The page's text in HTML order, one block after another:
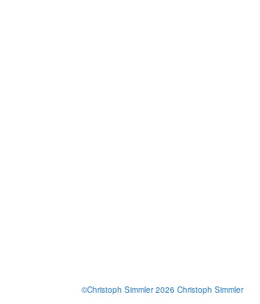
©Christoph Simmler 2026 Christoph Simmler